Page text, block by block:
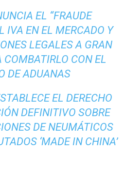
EL “FRAUDE
IVA EN EL MERCADO Y
LEGALES A GRAN
COMBATIRLO CON EL
DE ADUANAS
EL DERECHO
DEFINITIVO SOBRE
DE NEUMÁTICOS
‘MADE IN CHINA’